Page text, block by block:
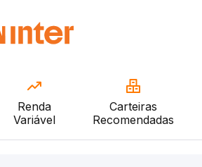
Renda
Variável
Carteiras
Recomendadas